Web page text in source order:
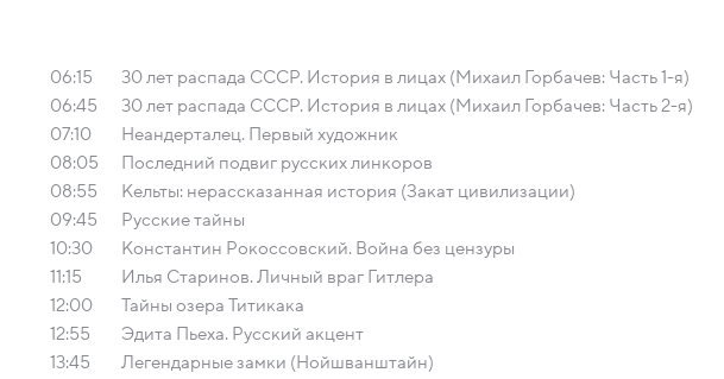
06:15
30 лет распада СССР. История в лицах (Михаил Горбачев: Часть 1-я)
06:45
30 лет распада СССР. История в лицах (Михаил Горбачев: Часть 2-я)
07:10
Неандерталец. Первый художник
08:05
Последний подвиг русских линкоров
08:55
Кельты: нерассказанная история (Закат цивилизации)
09:45
Русские тайны
10:30
Константин Рокоссовский. Война без цензуры
11:15
Илья Старинов. Личный враг Гитлера
12:00
Тайны озера Титикака
12:55
Эдита Пьеха. Русский акцент
13:45
Легендарные замки (Нойшванштайн)